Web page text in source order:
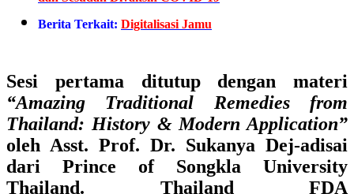
Berita Terkait: Digitalisasi Jamu
Sesi pertama ditutup dengan materi
“Amazing Traditional Remedies from
Thailand: History & Modern Application”
oleh Asst. Prof. Dr. Sukanya Dej-adisai
dari Prince of Songkla University
Thailand. Thailand FDA